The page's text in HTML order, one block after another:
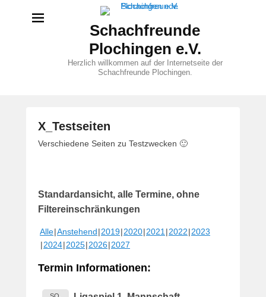
Schachfreunde
Plochingen e.V.
Herzlich willkommen auf der Internetseite der
Schachfreunde Plochingen.
X_Testseiten
V
f
f
n
Verschiedene Seiten zu Testzwecken 🙂
Standardansicht, alle Termine, ohne
Filtereinschränkungen
Alle Anstehend 2019 2020 2021 2022 2023
2024 2025 2026 2027
Termin Informationen: